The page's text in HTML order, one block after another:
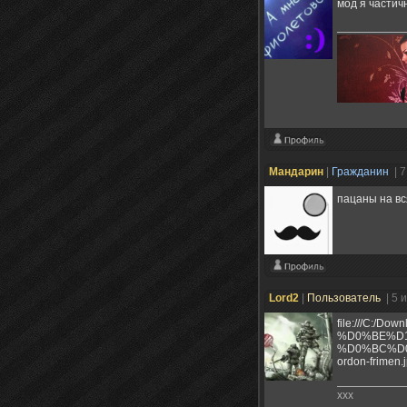
мод я
Мандарин Гражданин |
пацаны на
Lord2 Пользователь
| 5
file:///C:/
ordon-
xxx